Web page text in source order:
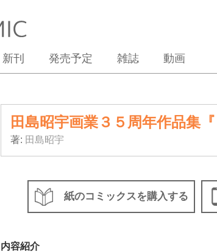
新刊 発売予定 雑誌 動画
田島昭宇画業３５周年作品集
著: 田島昭宇
紙のコミックスを購入する
内容紹介